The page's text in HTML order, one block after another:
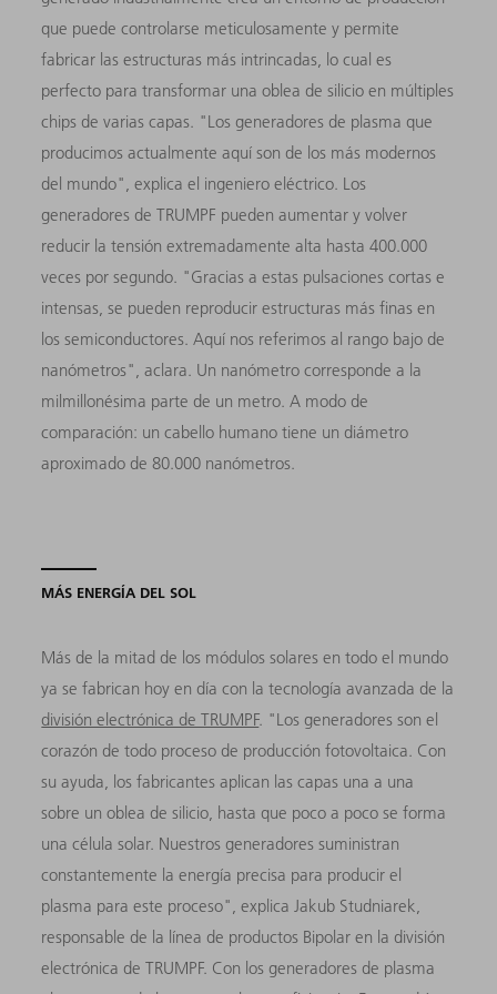
que puede controlarse meticulosamente y permite
fabricar las estructuras más intrincadas, lo cual es
perfecto para transformar una oblea de silicio en múltiples
chips de varias capas. "Los generadores de plasma que
producimos actualmente aquí son de los más modernos
del mundo", explica el ingeniero eléctrico. Los
generadores de TRUMPF pueden aumentar y volver
reducir la tensión extremadamente alta hasta 400.000
veces por segundo. "Gracias a estas pulsaciones cortas e
intensas, se pueden reproducir estructuras más finas en
los semiconductores. Aquí nos referimos al rango bajo de
nanómetros", aclara. Un nanómetro corresponde a la
milmillonésima parte de un metro. A modo de
comparación: un cabello humano tiene un diámetro
aproximado de 80.000 nanómetros.
MÁS ENERGÍA DEL SOL
Más de la mitad de los módulos solares en todo el mundo
ya se fabrican hoy en día con la tecnología avanzada de la
división electrónica de TRUMPF. "Los generadores son el
corazón de todo proceso de producción fotovoltaica. Con
su ayuda, los fabricantes aplican las capas una a una
sobre un oblea de silicio, hasta que poco a poco se forma
una célula solar. Nuestros generadores suministran
constantemente la energía precisa para producir el
plasma para este proceso", explica Jakub Studniarek,
responsable de la línea de productos Bipolar en la división
electrónica de TRUMPF. Con los generadores de plasma